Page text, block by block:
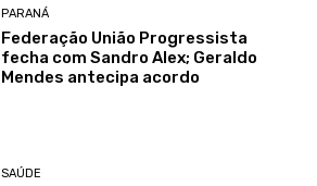
PARANÁ
Federação União Progressista
fecha com Sandro Alex; Geraldo
Mendes antecipa acordo
SAÚDE